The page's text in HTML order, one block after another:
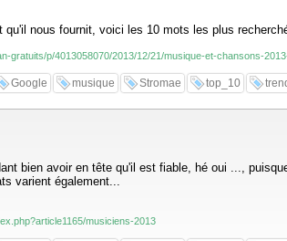
nous fournit, voici les 10 mots les plus
gratuits/p/4013058070/2013/12/21/musique-et-chansons-
Google musique Stromae top_10
bien avoir en tête qu'il est fiable, hé oui ...,
varient également...
musiciens-2013